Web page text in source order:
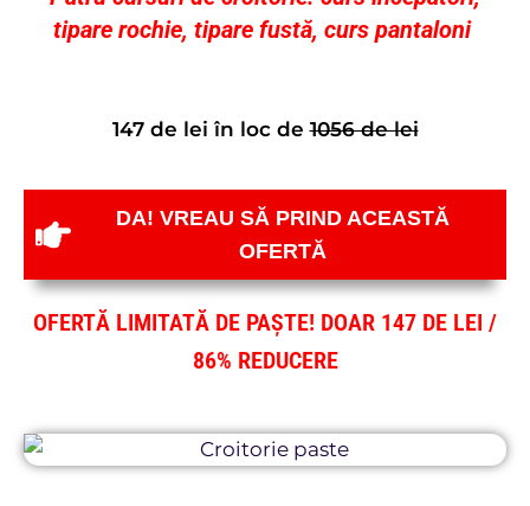
tipare rochie, tipare fustă, curs pantaloni
147 de lei în loc de1056 de lei
DA! VREAU SĂ PRIND ACEASTĂ
OFERTĂ
OFERTĂ LIMITATĂ DE PAȘTE! DOAR 147 DE LEI /
86% REDUCERE